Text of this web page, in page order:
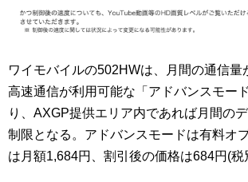
ワイモバイルの502HWは、月間の通信量
高速通信が利用可能な「アドバンスモー
り、AXGP提供エリア内であれば月間の
制限となる。アドバンスモードは有料オ
は月額1,684円、割引後の価格は684円(税